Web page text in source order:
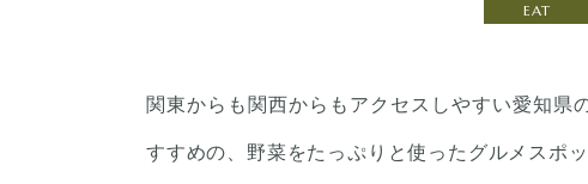
EAT
関東からも関西からもアクセスしやすい愛知県
すすめの、野菜をたっぷりと使ったグルメスポ